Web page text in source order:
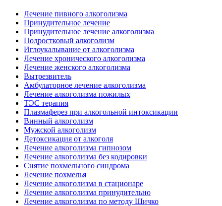
Лечение пивного алкоголизма
Принудительное лечение
Принудительное лечение алкоголизма
Подростковый алкоголизм
Иглоукалывание от алкоголизма
Лечение хронического алкоголизма
Лечение женского алкоголизма
Вытрезвитель
Амбулаторное лечение алкоголизма
Лечение алкоголизма пожилых
ТЭС терапия
Плазмаферез при алкогольной интоксикации
Винный алкоголизм
Мужской алкоголизм
Детоксикация от алкоголя
Лечение алкоголизма гипнозом
Лечение алкоголизма без кодировки
Снятие похмельного синдрома
Лечение похмелья
Лечение алкоголизма в стационаре
Лечение алкоголизма принудительно
Лечение алкоголизма по методу Шичко